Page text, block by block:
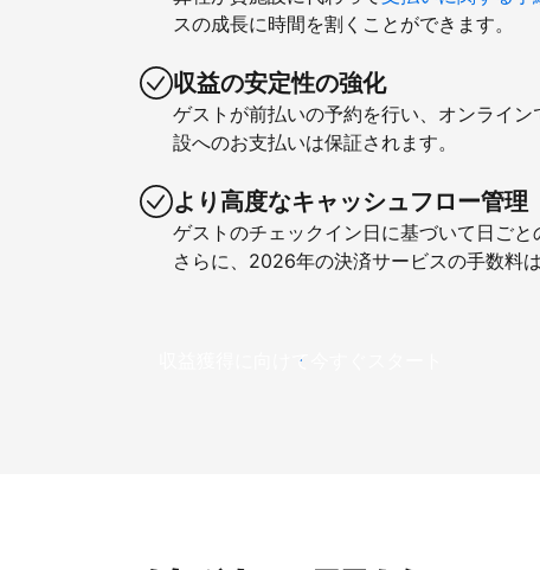
スの成長に時間を割くことができます。
収益の安定性の強化
ゲストが前払いの予約を行い、オンライ
設へのお支払いは保証されます。
より高度なキャッシュフロー管理
ゲストのチェックイン日に基づいて日ごと
さらに、2026年の決済サービスの手数料
収益獲得に向けて今すぐスタート